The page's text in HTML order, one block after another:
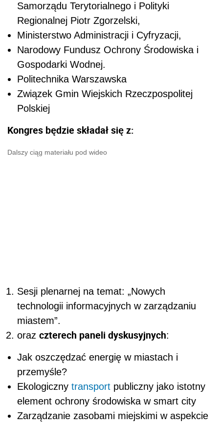
Samorządu Terytorialnego i Polityki
Regionalnej Piotr Zgorzelski,
Ministerstwo Administracji i Cyfryzacji,
Narodowy Fundusz Ochrony Środowiska i
Gospodarki Wodnej.
Politechnika Warszawska
Związek Gmin Wiejskich Rzeczpospolitej
Polskiej
Kongres będzie składał się z:
Dalszy ciąg materiału pod wideo
Sesji plenarnej na temat: „Nowych
technologii informacyjnych w zarządzaniu
miastem”.
oraz czterech paneli dyskusyjnych:
Jak oszczędzać energię w miastach i
przemyśle?
Ekologiczny transport publiczny jako istotny
element ochrony środowiska w smart city
Zarządzanie zasobami miejskimi w aspekcie